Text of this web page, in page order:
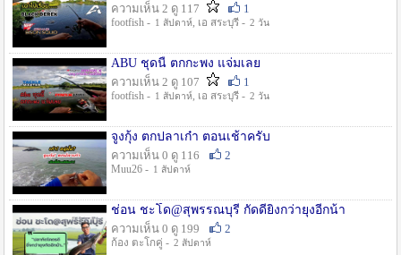
ความเห็น 2 ดู 117
1
footfish - 1 สัปดาห์, เอ สระบุรี - 2 วัน
ABU ชุดนี้ ตกกะพง แจ่มเลย
ความเห็น 2 ดู 107
1
footfish - 1 สัปดาห์, เอ สระบุรี - 2 วัน
จูงกุ้ง ตกปลาเก๋า ตอนเช้าครับ
ความเห็น 0 ดู 116
2
Muu26 - 1 สัปดาห์
ช่อน ชะโด@สุพรรณบุรี กัดดียิ่งกว่ายุงอีกน้า
ความเห็น 0 ดู 199
2
ก้อง ตะโกคู่ - 2 สัปดาห์